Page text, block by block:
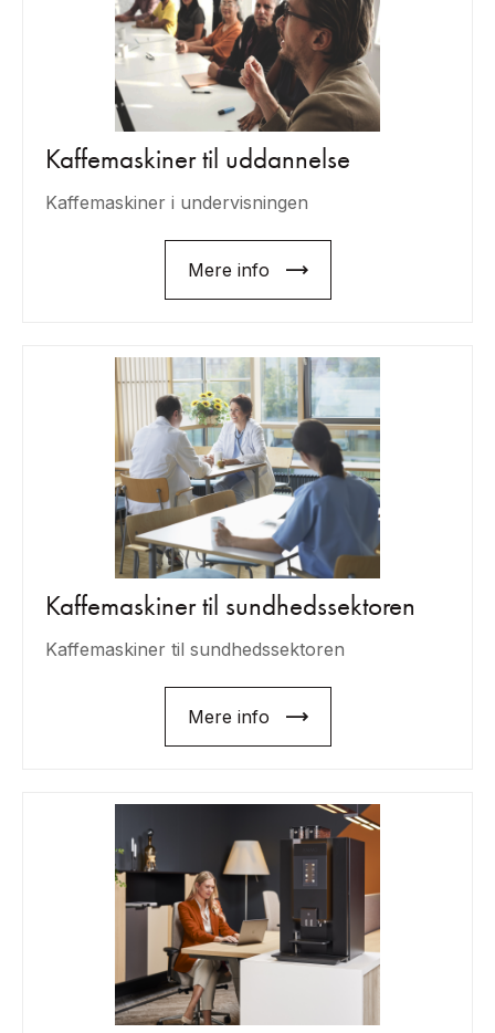
Kaffemaskiner til uddannelse
Kaffemaskiner i undervisningen
Mere info
Kaffemaskiner til sundhedssektoren
Kaffemaskiner til sundhedssektoren
Mere info